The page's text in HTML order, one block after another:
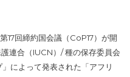
17回締約国会議（CoP17）が開
連合（IUCN）/ 種の保存委員会
によって発表された「アフリ